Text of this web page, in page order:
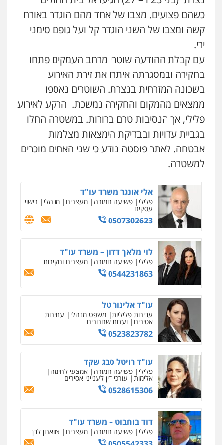
עו"ד ראוף נג'אר
פלילי עורכי דין לענייני אסירים מעצרים
סמים רכוש
0548009246
עו"ד אלון ארז
פלילי צבאי סמים אלימות במשפחה
לבן
0507368203
שחר לדובסקי, עו"ד
מעצרים וחקירות עבירות המתה
דין לענייני אסירים
0507913332
פלילי מעצרים וחקירות עורכי דין לענייני
אסירים
0505216700
עו"ד שלומי שרון
0547342002
עו"ד אלון קריטי
כלכלי אלימות
0525544654
מנשה, אלמוג – עורכי דין
פלילי עבירות תנועה צווארון לבן תעבורה
עורכי דין לענייני אסירים
0546470989
עו"ד זוהר ארבל
פלילי פשיעה חמורה מעצרים וחקירות
0538788878
כשהם פצועים. מצבו של אחד מהם הוגדר באורח
קשה ומצבו של השני הוגדר קל ועל גופם סימני
ירי.
עם קבלת ההודעה שוטרי מרחב העמקים פתחו
בחקירה ובמסגרתה איתרו את זירת האירוע
בשכונה המזרחית בנצרת. השוטרים נאספו
ממצאים מהמקום והחקירה נמשכת. הרקע לאירוע
פלילי, אך הנסיבות טרם ברורות. במשטרה החלו
בגביית עדויות ובבדיקת הימצאות מצלמות
אבטחה. לאתר פוסטה נודע כי שני האחים מוכרים
למשטרה.
קורל קרוז – עורך דין פלילי
משפט פלילי
עו"ד עלי סעדי
פלילי פשיעה חמורה ליווי וייצוג בחקירות
ומעצרים
0508824984
עו"ד שגיא אקו
פלילי מעצרים וחקירות סמים עבירות מין
עורכי דין לענייני אסירים
אלי אונגר משרד עו"ד
פלילי פשיעה חמורה מעצרים מנהלי רישוי
עסקים
0507302623
לוי מלאך דדון – משרד עו"ד
פלילי פשיעה חמורה מעצרים וחקירות
0544231863
עו"ד אלינור טל
עבירות פליליות משפט מנהלי עתירות
אסירים ועדות שחרורים
0523823782
עו"ד רויטל סבג שקד
פלילי פשיעה חמורה אמצעי לחימה
אלימות עורכי דין לענייני אסירים
0528615306
דוד בוחבוט – משרד עו"ד
פלילי פשיעה חמורה מעצרים צווארון לבן
ניר קידר – צלם
0504578527
שירותים מקצועיים לעורכי דין
0522508109
אחסון אתרים
מקצועיים לעורכי דין
מרכז התחלה חדשה
0544500346